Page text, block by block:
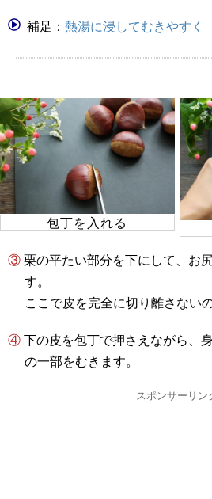
補足： 熱湯に浸してむきやすく
包丁を入れる
③ 栗の平たい部分を下にして、お尻の部分に包丁を入れま
す。
ここで皮を完全に切り離さない
④ 下の皮を包丁で押さえながら、身を手前に引いて栗の皮
の一部をむきます。
スポンサーリン